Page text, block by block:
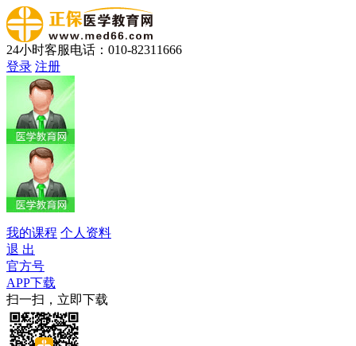
24小时客服电话：010-82311666
登录 注册
我的课程 个人资料
退 出
官方号
APP下载
扫一扫，立即下载